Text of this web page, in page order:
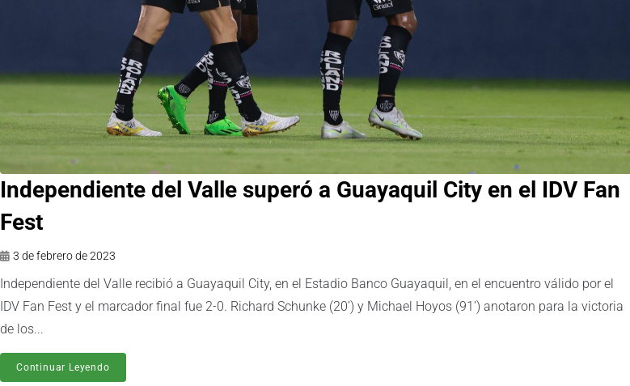
Independiente del Valle superó a Guayaquil City en el IDV Fan
Fest
3 de febrero de 2023
Independiente del Valle recibió a Guayaquil City, en el Estadio Banco Guayaquil, en el encuentro válido por el
IDV Fan Fest y el marcador final fue 2-0. Richard Schunke (20’) y Michael Hoyos (91’) anotaron para la victoria
de los...
Continuar Leyendo